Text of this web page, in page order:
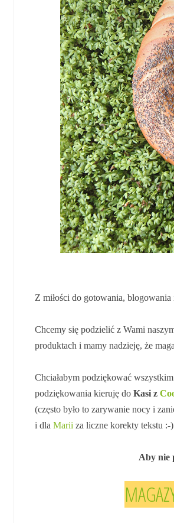
Z miłości do gotowania, blogowania
Chcemy się podzielić z Wami
produktach i mamy nadzieję, że
Chciałabym podziękować
podziękowania kieruję do Kasi z
(często było to zarywanie nocy i
i dla Marii za liczne korekty tekstu :-
Aby nie